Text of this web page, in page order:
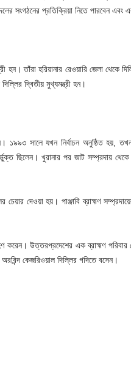
সংগঠনের প্রতিক্রিয়া নিতে পারবেন
হন। তাঁরা হরিয়ানার রেওয়ারি জেলা থেকে
দ্বিতীয় মুখ্যমন্ত্রী হন।
১৯৯৩ সালে যখন নির্বাচন অনুষ্ঠিত হয়,
ছিলেন। খুরানার পর জাট সম্প্রদায়
চেয়ার দেওয়া হয়। পাঞ্জাবি ব্রাহ্মণ
করেন। উত্তরপ্রদেশের এক ব্রাহ্মণ
কেজরিওয়াল দিল্লির গদিতে বসেন।